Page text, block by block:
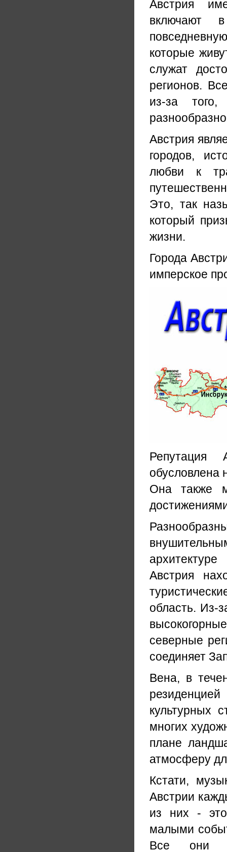
Австрия
включают
которые
служат
регионов.
из-за
Австрия
городов,
любви к
Это, так
который
жизни.
Города
имперское
Репутация
обусловлена
Она также
Австрия
область. Из-
северные
соединяет
Вена, в
культурных
многих
плане
атмосферу
Кстати,
Австрии
из них -
малыми
Все они